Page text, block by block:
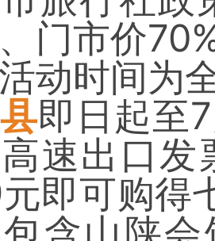
、门市价
动时间为
即日起至
速出口发
即可购得
含山陕